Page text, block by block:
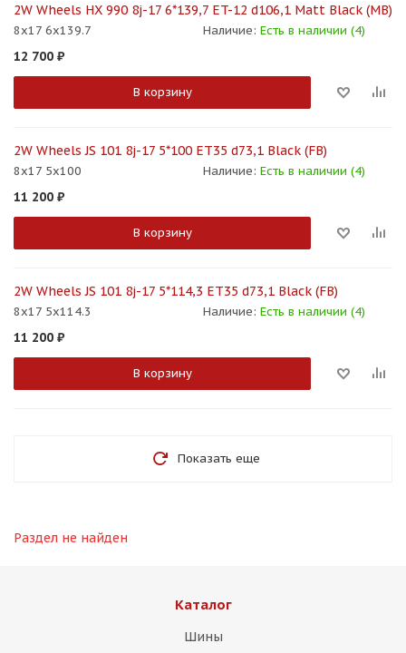
2W Wheels HX 990 8j-17 6*139,7 ET-12 d106,1 Matt Black (MB)
8x17 6x139.7 Наличие: Есть в наличии (4)
12 700 ₽
В корзину
2W Wheels JS 101 8j-17 5*100 ET35 d73,1 Black (FB)
8x17 5x100 Наличие: Есть в наличии (4)
11 200 ₽
В корзину
2W Wheels JS 101 8j-17 5*114,3 ET35 d73,1 Black (FB)
8x17 5x114.3 Наличие: Есть в наличии (4)
11 200 ₽
В корзину
Показать еще
Раздел не найден
Каталог
Шины